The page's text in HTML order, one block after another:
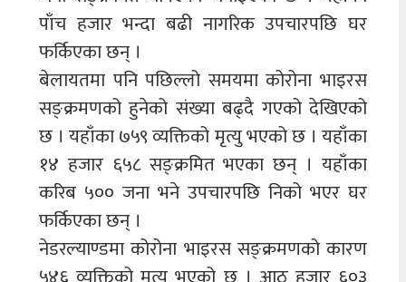
पाँच हजार भन्दा बढी नागरिक उपचारपछि घर
फर्किएका छन् ।
बेलायतमा पनि पछिल्लो समयमा कोरोना भाइरस
सङ्क्रमणको हुनेको संख्या बढ्दै गएको देखिएको
छ । यहाँका ७५९ व्यक्तिको मृत्यु भएको छ । यहाँका
१४ हजार ६५८ सङ्क्रमित भएका छन् । यहाँका
करिब ५०० जना भने उपचारपछि निको भएर घर
फर्किएका छन् ।
नेडरल्याण्डमा कोरोना भाइरस सङ्क्रमणको कारण